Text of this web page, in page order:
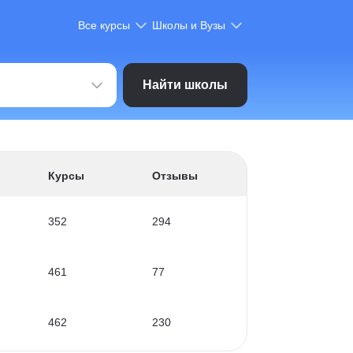
Все курсы Школы и Вузы
Найти школы
Курсы Отзывы
352 294
461 77
462 230